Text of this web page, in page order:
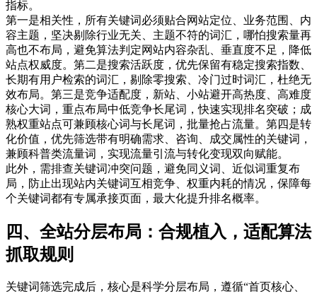
指标。
第一是相关性，所有关键词必须贴合网站定位、业务范围、内
容主题，坚决剔除行业无关、主题不符的词汇，哪怕搜索量再
高也不布局，避免算法判定网站内容杂乱、垂直度不足，降低
站点权威度。第二是搜索活跃度，优先保留有稳定搜索指数、
长期有用户检索的词汇，剔除零搜索、冷门过时词汇，杜绝无
效布局。第三是竞争适配度，新站、小站避开高热度、高难度
核心大词，重点布局中低竞争长尾词，快速实现排名突破；成
熟权重站点可兼顾核心词与长尾词，批量抢占流量。第四是转
化价值，优先筛选带有明确需求、咨询、成交属性的关键词，
兼顾科普类流量词，实现流量引流与转化变现双向赋能。
此外，需排查关键词冲突问题，避免同义词、近似词重复布
局，防止出现站内关键词互相竞争、权重内耗的情况，保障每
个关键词都有专属承接页面，最大化提升排名概率。
四、全站分层布局：合规植入，适配算法
抓取规则
关键词筛选完成后，核心是科学分层布局，遵循“首页核心、